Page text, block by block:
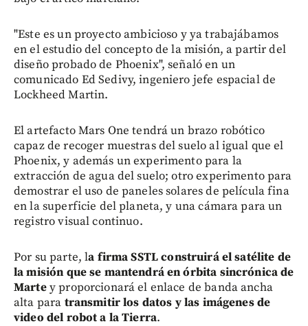
"Este es un proyecto ambicioso y ya trabajábamos
en el estudio del concepto de la misión, a partir del
diseño probado de Phoenix", señaló en un
comunicado Ed Sedivy, ingeniero jefe espacial de
Lockheed Martin.
El artefacto Mars One tendrá un brazo robótico
capaz de recoger muestras del suelo al igual que el
Phoenix, y además un experimento para la
extracción de agua del suelo; otro experimento para
demostrar el uso de paneles solares de película fina
en la superficie del planeta, y una cámara para un
registro visual continuo.
Por su parte, la firma SSTL construirá el satélite de
la misión que se mantendrá en órbita sincrónica de
Martey proporcionará el enlace de banda ancha
alta para transmitir los datos y las imágenes de
video del robot a la Tierra.